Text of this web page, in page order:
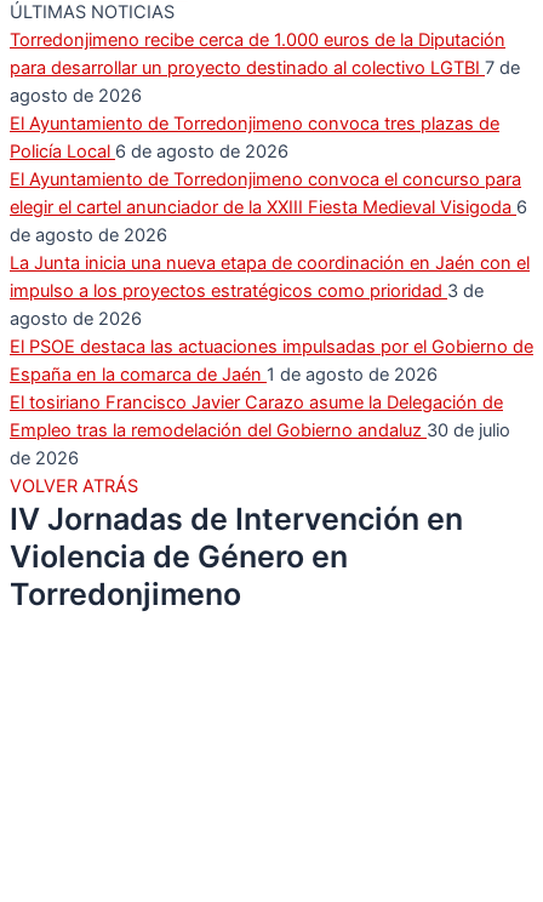
ÚLTIMAS NOTICIAS
Torredonjimeno recibe cerca de 1.000 euros de la Diputación
para desarrollar un proyecto destinado al colectivo LGTBI 7 de
agosto de 2026
El Ayuntamiento de Torredonjimeno convoca tres plazas de
Policía Local 6 de agosto de 2026
El Ayuntamiento de Torredonjimeno convoca el concurso para
elegir el cartel anunciador de la XXIII Fiesta Medieval Visigoda 6
de agosto de 2026
La Junta inicia una nueva etapa de coordinación en Jaén con el
impulso a los proyectos estratégicos como prioridad 3 de
agosto de 2026
El PSOE destaca las actuaciones impulsadas por el Gobierno de
España en la comarca de Jaén 1 de agosto de 2026
El tosiriano Francisco Javier Carazo asume la Delegación de
Empleo tras la remodelación del Gobierno andaluz 30 de julio
de 2026
VOLVER ATRÁS
IV Jornadas de Intervención en
Violencia de Género en
Torredonjimeno